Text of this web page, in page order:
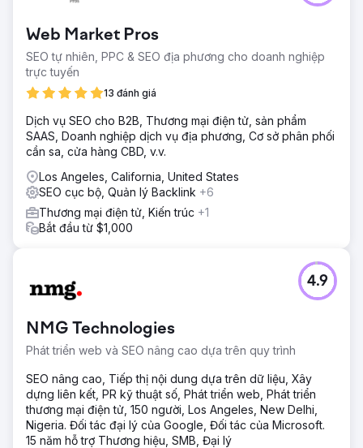
Web Market Pros
SEO tự nhiên, PPC & SEO địa phương cho doanh nghiệp
trực tuyến
13 đánh giá
Dịch vụ SEO cho B2B, Thương mại điện tử, sản phẩm
SAAS, Doanh nghiệp dịch vụ địa phương, Cơ sở phân phối
cần sa, cửa hàng CBD, v.v.
Los Angeles, California, United States
SEO cục bộ, Quản lý Backlink +6
Thương mại điện tử, Kiến trúc +1
Bắt đầu từ $1,000
NMG Technologies
Phát triển web và SEO nâng cao dựa trên quy trình
4.9
SEO nâng cao, Tiếp thị nội dung dựa trên dữ liệu, Xây
dựng liên kết, PR kỹ thuật số, Phát triển web, Phát triển
thương mại điện tử, 150 người, Los Angeles, New Delhi,
Nigeria. Đối tác đại lý của Google, Đối tác của Microsoft.
15 năm hỗ trợ Thương hiệu, SMB, Đại lý